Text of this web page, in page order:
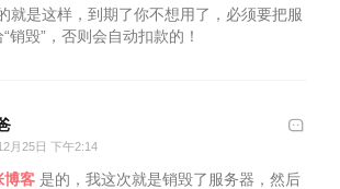
就是这样，到期了你不想用了，必须要把服
销毁”，否则会自动扣款的！
月25日 下午2:14
博客 是的，我这次就是销毁了服务器，然后